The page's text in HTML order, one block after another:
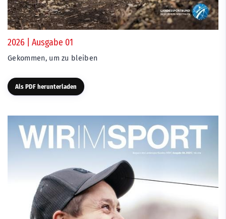
2026 | Ausgabe 01
Gekommen, um zu bleiben
Als PDF herunterladen